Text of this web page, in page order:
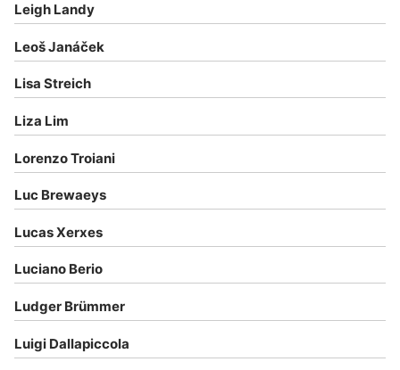
Leigh Landy
Leoš Janáček
Lisa Streich
Liza Lim
Lorenzo Troiani
Luc Brewaeys
Lucas Xerxes
Luciano Berio
Ludger Brümmer
Luigi Dallapiccola